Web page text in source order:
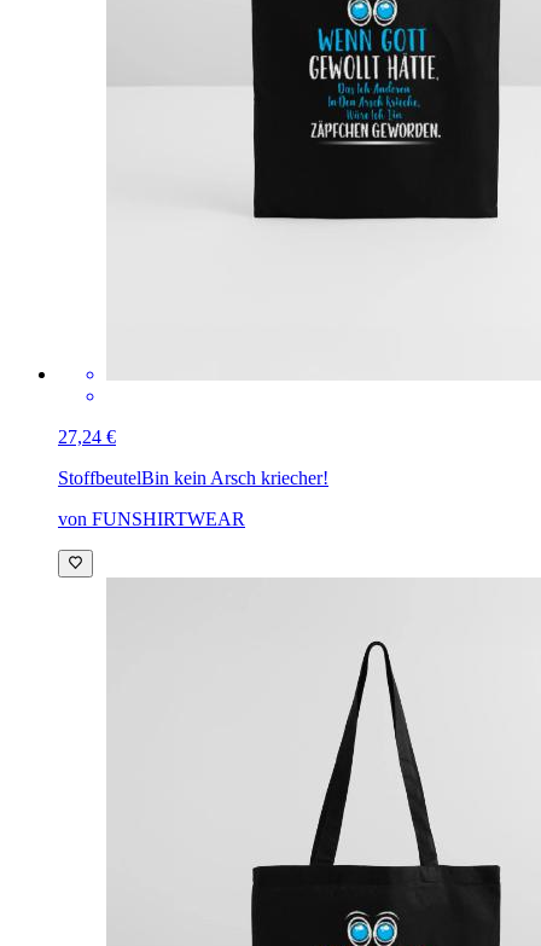
27,24 €
StoffbeutelBin kein Arsch kriecher!
von FUNSHIRTWEAR